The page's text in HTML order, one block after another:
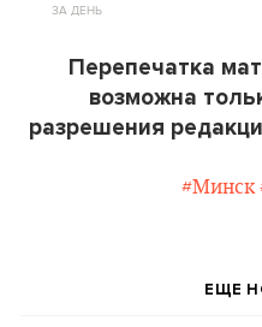
ЗА ДЕНЬ
Перепечатка
возможна
разрешения
#Минск
ЕЩЕ